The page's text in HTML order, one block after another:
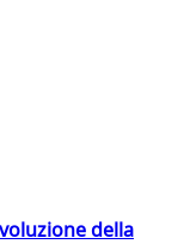
della